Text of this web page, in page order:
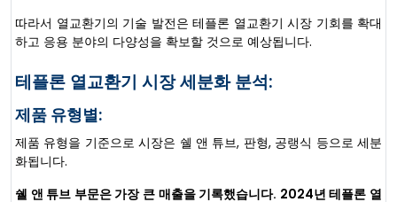
따라서 열교환기의 기술 발전은 테플론 열교환기 시장 기회를 확대
하고 응용 분야의 다양성을 확보할 것으로 예상됩니다.
테플론 열교환기 시장 세분화 분석:
제품 유형별:
제품 유형을 기준으로 시장은 쉘 앤 튜브, 판형, 공랭식 등으로 세분
화됩니다.
쉘 앤 튜브 부문은 가장 큰 매출을 기록했습니다. 2024년 테플론 열